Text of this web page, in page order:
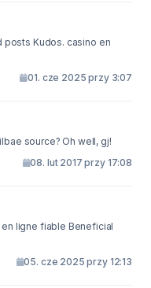
posts Kudos. casino en
01. cze 2025 przy 3:07
source? Oh well, gj!
08. lut 2017 przy 17:08
ligne fiable Beneficial
05. cze 2025 przy 12:13